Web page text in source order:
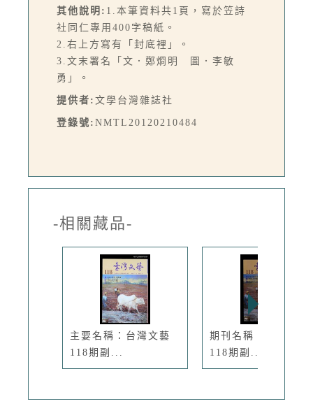
其他說明: 1.本筆資料共1頁，寫於笠詩
社同仁專用400字稿紙。
2.右上方寫有「封底裡」。
3.文末署名「文．鄭烱明 圖．李敏
勇」。
提供者: 文學台灣雜誌社
登錄號: NMTL20120210484
-相關藏品-
主要名稱：台灣文藝
118期副...
期刊名稱：臺灣文藝
118期副...